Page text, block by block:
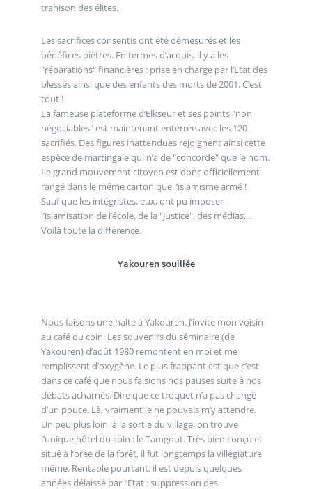
trahison des élites.
Les sacrifices consentis ont été démesurés et les
bénéfices piètres. En termes d’acquis, il y a les
"réparations" financières : prise en charge par l’Etat des
blessés ainsi que des enfants des morts de 2001. C’est
tout !
La fameuse plateforme d’Elkseur et ses points "non
négociables" est maintenant enterrée avec les 120
sacrifiés. Des figures inattendues rejoignent ainsi cette
espèce de martingale qui n’a de "concorde" que le nom.
Le grand mouvement citoyen est donc officiellement
rangé dans le même carton que l’islamisme armé !
Sauf que les intégristes, eux, ont pu imposer
l’islamisation de l’école, de la "Justice", des médias,...
Voilà toute la différence.
Yakouren souillée
Nous faisons une halte à Yakouren. J’invite mon voisin
au café du coin. Les souvenirs du séminaire (de
Yakouren) d’août 1980 remontent en moi et me
remplissent d’oxygène. Le plus frappant est que c’est
dans ce café que nous faisions nos pauses suite à nos
débats acharnés. Dire que ce troquet n’a pas changé
d’un pouce. Là, vraiment je ne pouvais m’y attendre.
Un peu plus loin, à la sortie du village, on trouve
l’unique hôtel du coin : le Tamgout. Très bien conçu et
situé à l’orée de la forêt, il fut longtemps la villégiature
même. Rentable pourtant, il est depuis quelques
années délaissé par l’Etat : suppression des